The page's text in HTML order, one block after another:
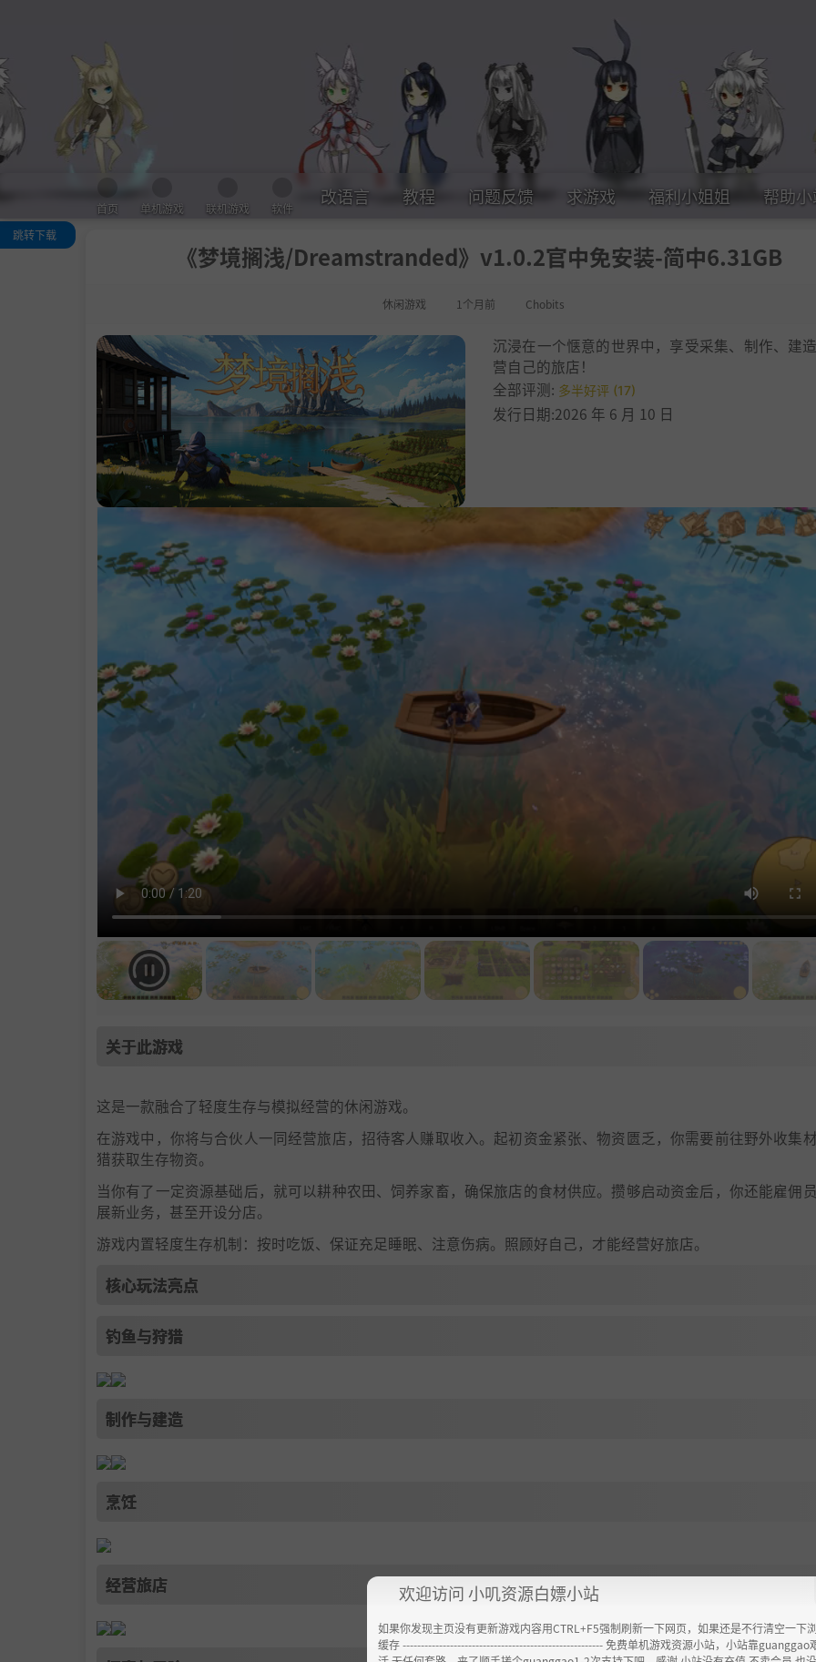
首页 单机游戏 联机游戏 软件
改语言 教程 问题反馈 求游戏 福利小姐姐 帮助小
《梦境搁浅/Dreamstranded》v1.0.2官中免安装-简中6.31GB
休闲游戏 1个月前 Chobits
跳转下载
沉浸在一个惬意的世界中，享受采集、制作、建
营自己的旅店！
全部评测: 多半好评 (17)
发行日期:2026 年 6 月 10 日
关于此游戏
这是一款融合了轻度生存与模拟经营的休闲游戏。
在游戏中，你将与合伙人一同经营旅店，招待客人赚取收入。起初资金紧张、物资匮乏，你需要前往野外收集
猎获取生存物资。
当你有了一定资源基础后，就可以耕种农田、饲养家畜，确保旅店的食材供应。攒够启动资金后，你还能雇佣
展新业务，甚至开设分店。
游戏内置轻度生存机制：按时吃饭、保证充足睡眠、注意伤病。照顾好自己，才能经营好旅店。
核心玩法亮点
钓鱼与狩猎
制作与建造
烹饪
经营旅店 欢迎访问 小叽资源白嫖小站
如果你发现主页没有更新游戏内容用CTRL+F5强制刷新一下网页，如果还是不行清空一下
缓存 ------------------------------------------------------- 免费单机游戏资源小站，小站靠guanggao